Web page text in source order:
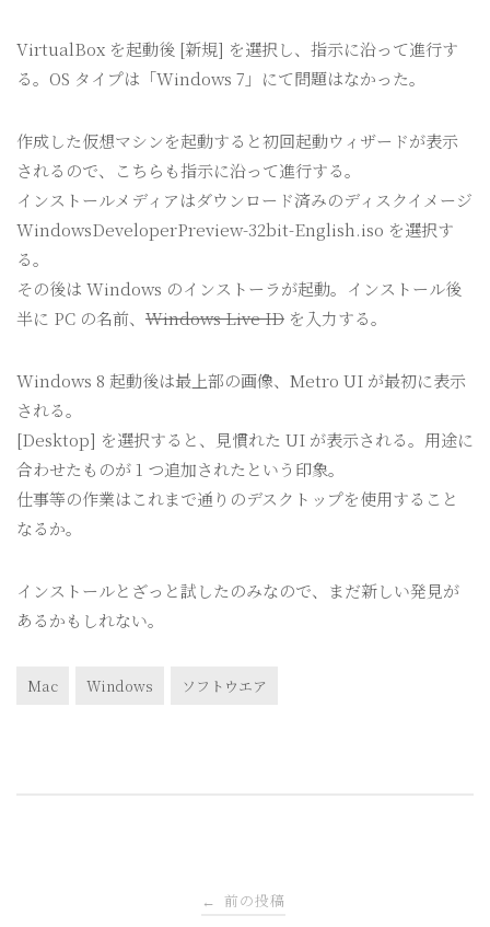
VirtualBox を起動後 [新規] を選択し、指示に沿って進行す
る。OS タイプは「Windows 7」にて問題はなかった。
作成した仮想マシンを起動すると初回起動ウィザードが表示
されるので、こちらも指示に沿って進行する。
インストールメディアはダウンロード済みのディスクイメージ
WindowsDeveloperPreview-32bit-English.iso を選択す
る。
その後は Windows のインストーラが起動。インストール後
半に PC の名前、 Windows Live ID を入力する。
Windows 8 起動後は最上部の画像、Metro UI が最初に表示
される。
[Desktop] を選択すると、見慣れた UI が表示される。用途に
合わせたものが 1 つ追加されたという印象。
仕事等の作業はこれまで通りのデスクトップを使用すること
なるか。
インストールとざっと試したのみなので、まだ新しい発見が
あるかもしれない。
Mac Windows ソフトウエア
← 前の投稿